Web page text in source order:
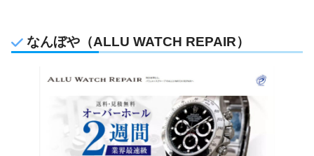
なんぼや（ALLU WATCH REPAIR）